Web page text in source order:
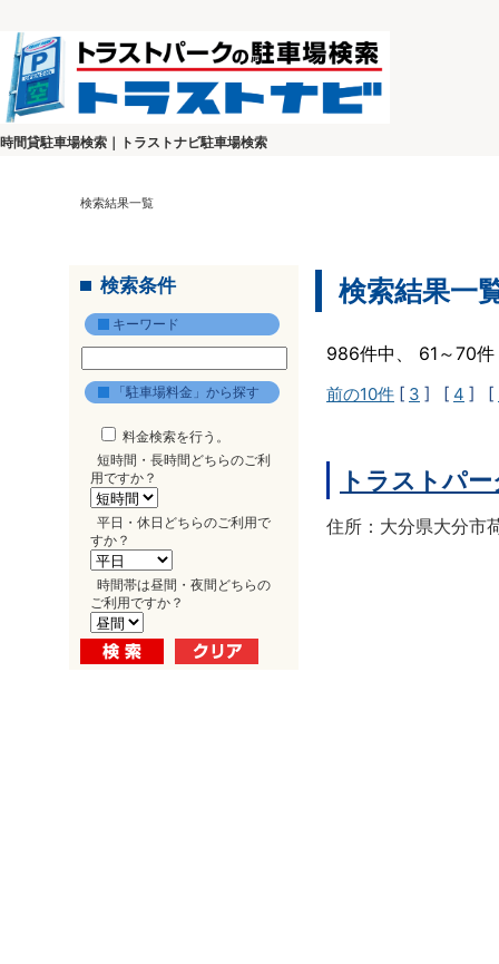
時間貸駐車場検索｜トラストナビ駐車場検索
検索結果一覧
検索条件
キーワード
「駐車場料金」から探す
料金検索を行う。
短時間・長時間どちらのご利
用ですか？
平日・休日どちらのご利用で
すか？
時間帯は昼間・夜間どちらの
ご利用ですか？
検索結果一
986件中、 61～70
前の10件 [ 3 ] [ 4 ] [
トラストパ
住所：大分県大分市